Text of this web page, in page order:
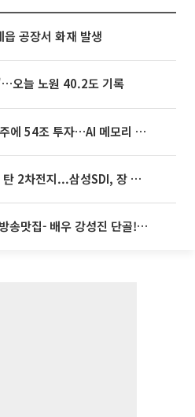
읍 공장서 화재 발생
오늘 노원 40.2도 기록
SK하이닉스, 용인·청주에 54조 투자…AI 메모리 생산기지 키운다
[특징주] 반도체 온기 탄 2차전지...삼성SDI, 장 초반 7% 넘게 껑충
'2TV 생생정보' 오늘방송맛집- 배우 강성진 단골! 쌀국수ㆍ푸팟퐁 커리 맛집 '블○○○'